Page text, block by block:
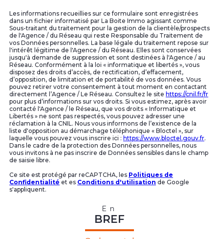
Les informations recueillies sur ce formulaire sont enregistrées
dans un fichier informatisé par La Boite Immo agissant comme
Sous-traitant du traitement pour la gestion de la clientèle/prospects
de l'Agence / du Réseau qui reste Responsable du Traitement de
vos Données personnelles. La base légale du traitement repose sur
l'intérêt légitime de l'Agence / du Réseau. Elles sont conservées
jusqu'à demande de suppression et sont destinées à l'Agence / au
Réseau. Conformément à la loi « informatique et libertés », vous
disposez des droits d’accès, de rectification, d’effacement,
d’opposition, de limitation et de portabilité de vos données. Vous
pouvez retirer votre consentement à tout moment en contactant
directement l’Agence / Le Réseau. Consultez le site https://cnil.fr/fr
pour plus d’informations sur vos droits. Si vous estimez, après avoir
contacté l'Agence / le Réseau, que vos droits « Informatique et
Libertés » ne sont pas respectés, vous pouvez adresser une
réclamation à la CNIL. Nous vous informons de l’existence de la
liste d'opposition au démarchage téléphonique « Bloctel », sur
laquelle vous pouvez vous inscrire ici : https://www.bloctel.gouv.fr.
Dans le cadre de la protection des Données personnelles, nous
vous invitons à ne pas inscrire de Données sensibles dans le champ
de saisie libre.
Ce site est protégé par reCAPTCHA, les Politiques de
Confidentialité et es Conditions d'utilisation de Google
s'appliquent.
En
BREF